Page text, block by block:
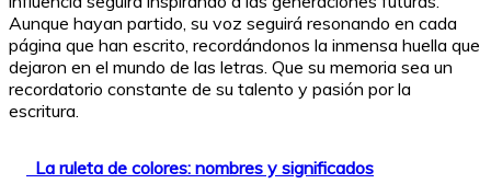
Aunque hayan partido, su voz seguirá resonando en cada
página que han escrito, recordándonos la inmensa huella que
dejaron en el mundo de las letras. Que su memoria sea un
recordatorio constante de su talento y pasión por la
escritura.
La ruleta de colores: nombres y significados